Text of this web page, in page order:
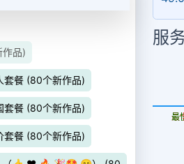
品)
餐 (80个新作品)
餐 (80个新作品)
餐 (80个新作品)
服
更新时间: 2026-08-06
最
最